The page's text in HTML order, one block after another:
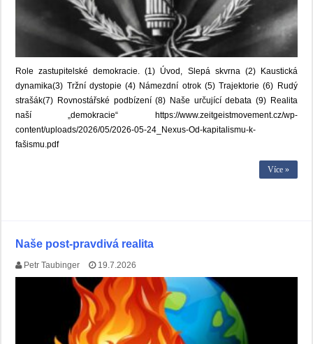
Role zastupitelské demokracie. (1) Úvod, Slepá skvrna (2) Kaustická
dynamika(3) Tržní dystopie (4) Námezdní otrok (5) Trajektorie (6) Rudý
strašák(7) Rovnostářské podbízení (8) Naše určující debata (9) Realita
naší „demokracie“ https://www.zeitgeistmovement.cz/wp-
content/uploads/2026/05/2026-05-24_Nexus-Od-kapitalismu-k-
fašismu.pdf
Více »
Naše post-pravdivá realita
Petr Taubinger 19.7.2026